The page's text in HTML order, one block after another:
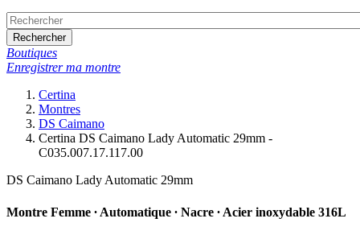
Rechercher
Boutiques
Enregistrer ma montre
Certina
Montres
DS Caimano
Certina DS Caimano Lady Automatic 29mm -
C035.007.17.117.00
DS Caimano Lady Automatic 29mm
Montre Femme ∙ Automatique ∙ Nacre ∙ Acier inoxydable 316L